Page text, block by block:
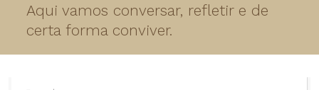
Aqui vamos conversar, refletir e de
certa forma conviver.